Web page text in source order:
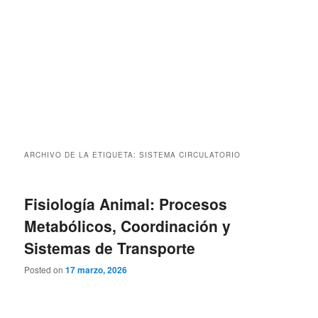
ARCHIVO DE LA ETIQUETA:SISTEMA CIRCULATORIO
Fisiología Animal: Procesos
Metabólicos, Coordinación y
Sistemas de Transporte
Posted on17 marzo, 2026